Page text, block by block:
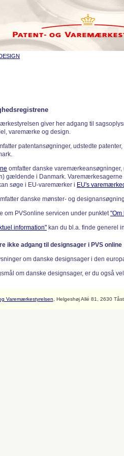
giver her adgang til
varemærke og design.
patentansøgninger, udstedte
omfatter danske
gældende i Danmark.
søge i EU-varemærker i EU's
danske mønster- og
om PVSonline servicen under punktet"Om
information" kan du bl.a. finde generel
ikke adgang til designsager i PVS online
om danske designsager i den
om danske designsager, er du også
Varemærkestyrelsen , Helgeshøj Allé 81, 2630